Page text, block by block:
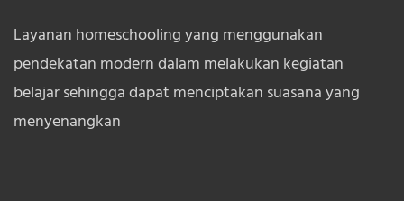
Layanan homeschooling yang menggunakan
pendekatan modern dalam melakukan kegiatan
belajar sehingga dapat menciptakan suasana yang
menyenangkan